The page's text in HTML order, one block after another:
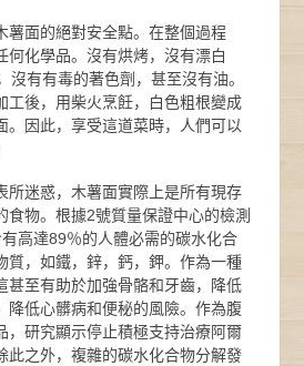
薯面的絕對安全點。在整個過程
何化學品。沒有烘烤，沒有漂白
沒有有毒的著色劑，甚至沒有油。
工後，用柴火烹飪，白色粗根變成
。因此，享受這道菜時，人們可以
所迷惑，木薯面實際上是所有現存
食物。根據2號質量保證中心的檢測
高達89％的人體必需的碳水化合
質，如鐵，鋅，鈣，鉀。作為一種
甚至有助於加強骨骼和牙齒，降低
降低心髒病和便秘的風險。作為腹
，研究顯示停止積極支持治療阿爾
此之外，複雜的碳水化合物分解發